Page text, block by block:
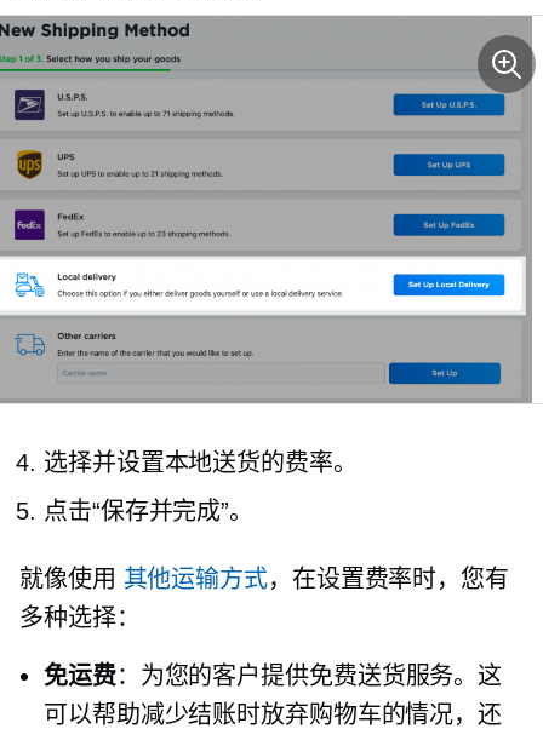
选择并设置本地送货的费率。
点击“保存并完成”。
就像使用 其他运输方式，在设置费率时，您有
多种选择：
免运费：为您的客户提供免费送货服务。这
可以帮助减少结账时放弃购物车的情况，还